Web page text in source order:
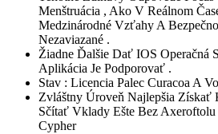
Menštruácia , Ako V Reálnom
Medzinárodné Vzťahy A
Nezaviazané .
Žiadne Ďalšie Dať IOS Operačná
Aplikácia Je Podporovať .
Stav : Licencia Palec Curacoa A
Zvláštny Úroveň Najlepšia Získať
Sčítať Vklady Ešte Bez
Cypher